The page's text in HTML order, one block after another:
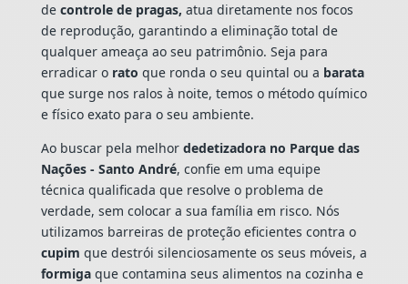
de controle de pragas, atua diretamente nos focos
de reprodução, garantindo a eliminação total de
qualquer ameaça ao seu patrimônio. Seja para
erradicar o rato que ronda o seu quintal ou a barata
que surge nos ralos à noite, temos o método químico
e físico exato para o seu ambiente.
Ao buscar pela melhor dedetizadora no Parque das
Nações - Santo André, confie em uma equipe
técnica qualificada que resolve o problema de
verdade, sem colocar a sua família em risco. Nós
utilizamos barreiras de proteção eficientes contra o
cupim que destrói silenciosamente os seus móveis, a
formigaque contamina seus alimentos na cozinha e